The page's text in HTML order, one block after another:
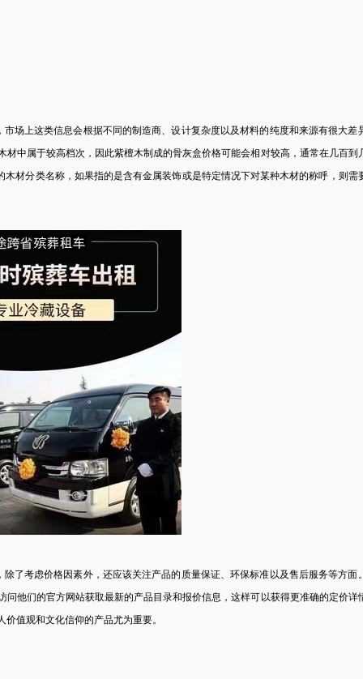
场上这类信息会根据不同的制造商、设计复杂度以及材料的纯度和来源有很大差
材中属于较高档次，因此紫檀木制成的骨灰盒价格可能会相对较高，通常在几百到
木材分类名称，如果指的是含有金属装饰或是特定情况下对某种木材的称呼，则需
了考虑价格因素外，还应该关注产品的质量保证、环保标准以及售后服务等方面
问他们的官方网站获取最新的产品目录和报价信息，这样可以获得更准确的定价详
值观和文化信仰的产品尤为重要。